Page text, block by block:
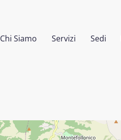
Chi Siamo Servizi Sedi